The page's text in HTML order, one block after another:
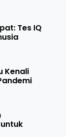
Tes IQ
Kenali